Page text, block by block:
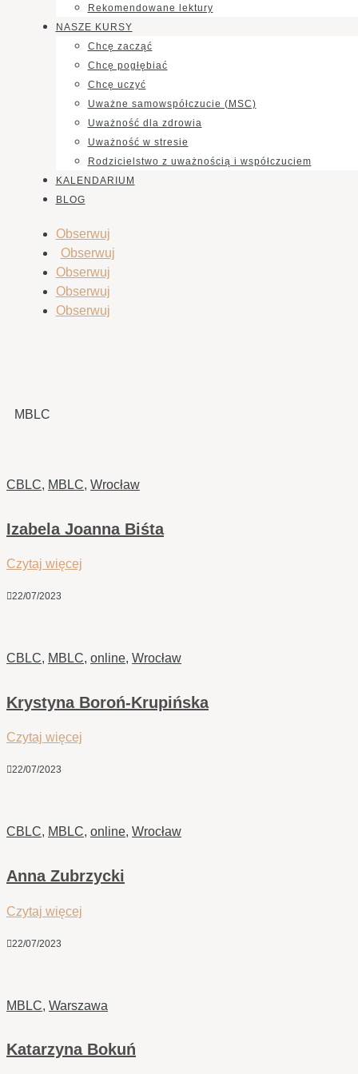
Rekomendowane lektury
NASZE KURSY
Chcę zacząć
Chcę pogłębiać
Chcę uczyć
Uważne samowspółczucie (MSC)
Uważność dla zdrowia
Uważność w stresie
Rodzicielstwo z uważnością i współczuciem
KALENDARIUM
BLOG
Obserwuj
Obserwuj
Obserwuj
Obserwuj
Obserwuj
MBLC
CBLC, MBLC, Wrocław
Izabela Joanna Biśta
Czytaj więcej
22/07/2023
CBLC, MBLC, online, Wrocław
Krystyna Boroń-Krupińska
Czytaj więcej
22/07/2023
CBLC, MBLC, online, Wrocław
Anna Zubrzycki
Czytaj więcej
22/07/2023
MBLC, Warszawa
Katarzyna Bokuń